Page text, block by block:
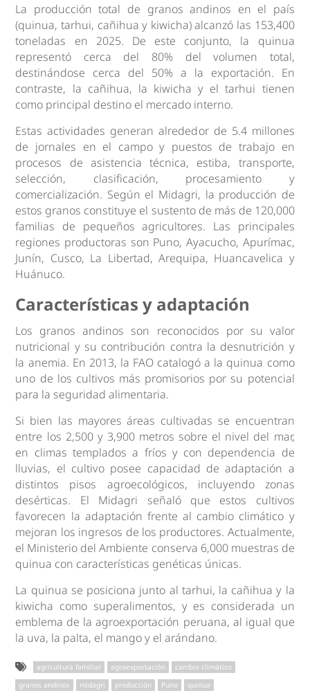
La producción total de granos andinos en el país
(quinua, tarhui, cañihua y kiwicha) alcanzó las 153,400
toneladas en 2025. De este conjunto, la quinua
representó cerca del 80% del volumen total,
destinándose cerca del 50% a la exportación. En
contraste, la cañihua, la kiwicha y el tarhui tienen
como principal destino el mercado interno.
Estas actividades generan alrededor de 5.4 millones
de jornales en el campo y puestos de trabajo en
procesos de asistencia técnica, estiba, transporte,
selección, clasificación, procesamiento y
comercialización. Según el Midagri, la producción de
estos granos constituye el sustento de más de 120,000
familias de pequeños agricultores. Las principales
regiones productoras son Puno, Ayacucho, Apurímac,
Junín, Cusco, La Libertad, Arequipa, Huancavelica y
Huánuco.
Características y adaptación
Los granos andinos son reconocidos por su valor
nutricional y su contribución contra la desnutrición y
la anemia. En 2013, la FAO catalogó a la quinua como
uno de los cultivos más promisorios por su potencial
para la seguridad alimentaria.
Si bien las mayores áreas cultivadas se encuentran
entre los 2,500 y 3,900 metros sobre el nivel del mar,
en climas templados a fríos y con dependencia de
lluvias, el cultivo posee capacidad de adaptación a
distintos pisos agroecológicos, incluyendo zonas
desérticas. El Midagri señaló que estos cultivos
favorecen la adaptación frente al cambio climático y
mejoran los ingresos de los productores. Actualmente,
el Ministerio del Ambiente conserva 6,000 muestras de
quinua con características genéticas únicas.
La quinua se posiciona junto al tarhui, la cañihua y la
kiwicha como superalimentos, y es considerada un
emblema de la agroexportación peruana, al igual que
la uva, la palta, el mango y el arándano.
agricultura familiar agroexportación
cambio climático
granos andinos
midagri producción Puno
quinua